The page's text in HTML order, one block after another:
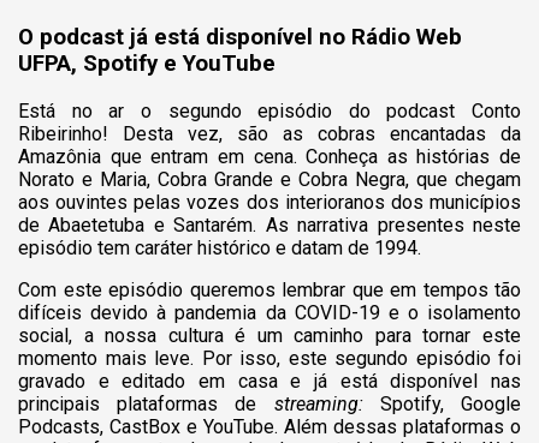
O podcast já está disponível no Rádio Web
UFPA, Spotify e YouTube
Está no ar o segundo episódio do podcast Conto
Ribeirinho! Desta vez, são as cobras encantadas da
Amazônia que entram em cena. Conheça as histórias de
Norato e Maria, Cobra Grande e Cobra Negra, que chegam
aos ouvintes pelas vozes dos interioranos dos municípios
de Abaetetuba e Santarém. As narrativa presentes neste
episódio tem caráter histórico e datam de 1994.
Com este episódio queremos lembrar que em tempos tão
difíceis devido à pandemia da COVID-19 e o isolamento
social, a nossa cultura é um caminho para tornar este
momento mais leve. Por isso, este segundo episódio foi
gravado e editado em casa e já está disponível nas
principais plataformas de streaming:Spotify, Google
Podcasts, CastBox e YouTube. Além dessas plataformas o